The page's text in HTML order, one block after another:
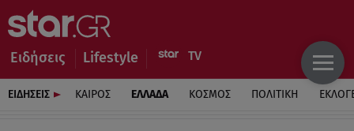
Ειδήσεις Lifestyle
ΕΙΔΗΣΕΙΣ ΚΑΙΡΟΣ ΕΛΛΑΔΑ ΚΟΣΜΟΣ ΠΟΛΙΤΙΚΗ